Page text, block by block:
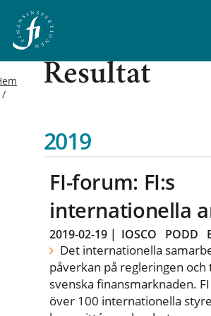
Resultat
2019
FI-forum: FI:s
internationella
2019-02-19 | IOSCO PODD
Det internationella
påverkan på regleringen och
svenska finansmarknaden.
över 100 internationella